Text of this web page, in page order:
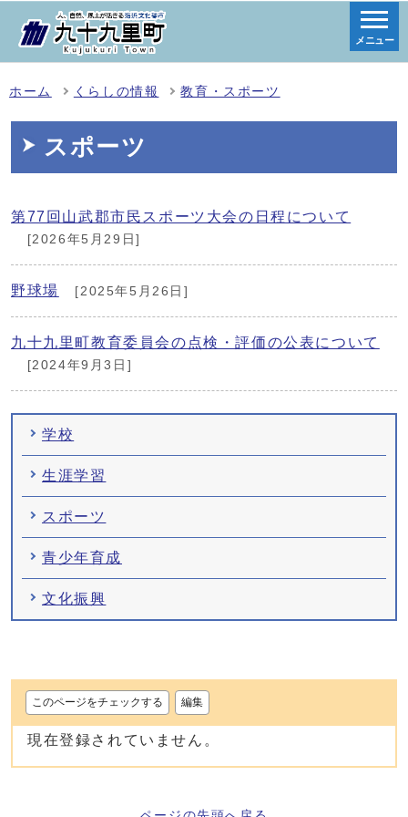
メニュー
ホーム くらしの情報 教育・スポーツ
スポーツ
第77回山武郡市民スポーツ大会の日程について
[2026年5月29日]
野球場 [2025年5月26日]
九十九里町教育委員会の点検・評価の公表について
[2024年9月3日]
学校
生涯学習
スポーツ
青少年育成
文化振興
このページをチェックする 編集
現在登録されていません。